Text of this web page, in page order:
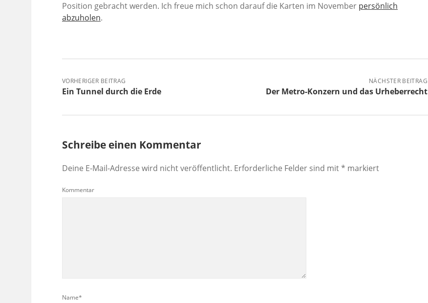
Position gebracht werden. Ich freue mich schon darauf die Karten im November persönlich
abzuholen.
VORHERIGER BEITRAG
Ein Tunnel durch die Erde
NÄCHSTER BEITRAG
Der Metro-Konzern und das Urheberrecht
Schreibe einen Kommentar
Deine E-Mail-Adresse wird nicht veröffentlicht. Erforderliche Felder sind mit* markiert
Kommentar
Name*